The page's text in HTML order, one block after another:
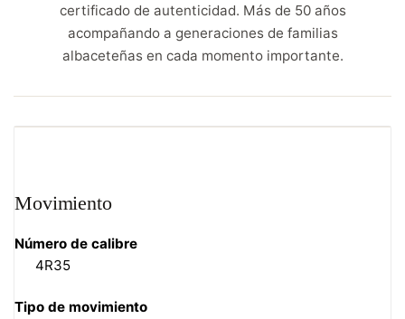
certificado de autenticidad. Más de 50 años
acompañando a generaciones de familias
albaceteñas en cada momento importante.
Movimiento
Número de calibre
4R35
Tipo de movimiento